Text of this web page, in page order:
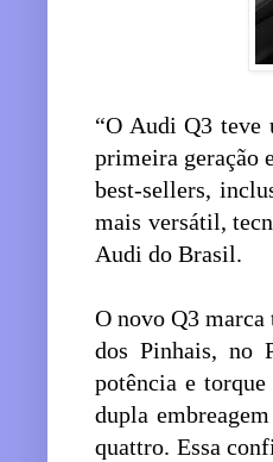
“O Audi Q3 teve
primeira geração
best-sellers,
mais versátil,
Audi do Brasil.
O novo Q3 marca
dos Pinhais, no
potência e
dupla
quattro. Essa